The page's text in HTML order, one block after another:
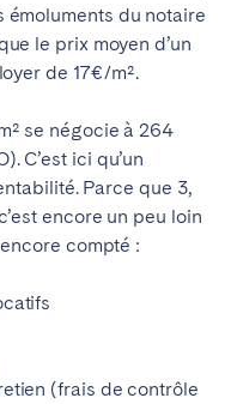
du notaire
le prix moyen d’un
de 17€/m².
se négocie à 264
C’est ici qu’un
Parce que 3,
encore un peu loin
compté :
(frais de contrôle